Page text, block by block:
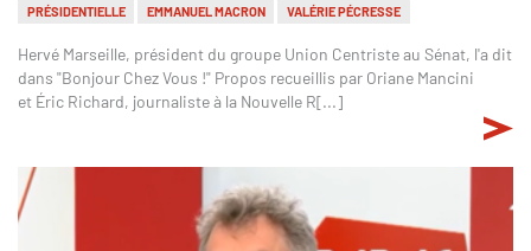
PRÉSIDENTIELLE EMMANUEL MACRON VALÉRIE PÉCRESSE
Hervé Marseille, président du groupe Union Centriste au Sénat, l'a dit
dans "Bonjour Chez Vous !" Propos recueillis par Oriane Mancini
et Éric Richard, journaliste à la Nouvelle R[...]